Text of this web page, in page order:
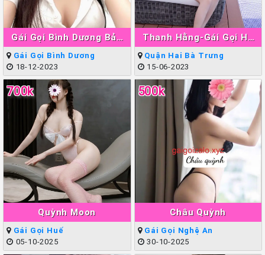
Gái Gọi Bình Dương Bảo
Ngân
Gái Gọi Bình Dương
18-12-2023
Thanh Hằng-Gái Gọi Hà
Nội Làm Tình Giỏi Đẳng
Quận Hai Bà Trưng
15-06-2023
Quỳnh Moon
700k
Gái Gọi Huế
05-10-2025
Châu Quỳnh
500k
Gái Gọi Nghệ An
30-10-2025